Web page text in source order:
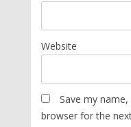
Website
Save my
browser for the